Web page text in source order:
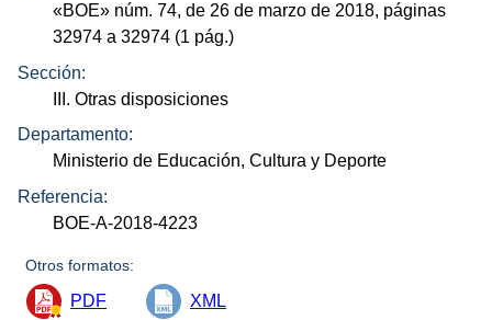
«BOE» núm. 74, de 26 de marzo de 2018, páginas
32974 a 32974 (1 pág.)
Sección:
III. Otras disposiciones
Departamento:
Ministerio de Educación, Cultura y Deporte
Referencia:
BOE-A-2018-4223
Otros formatos:
PDF XML